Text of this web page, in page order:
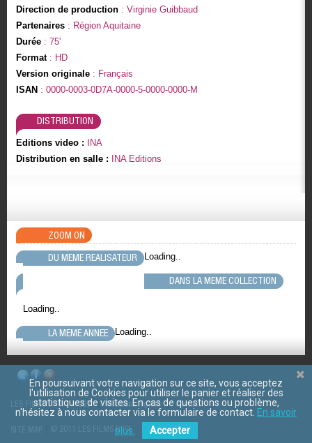
Direction de production: Virginie Guibbaud
Partenaires: Région Aquitaine
Durée: 75'
Format: HD
Version originale: Français
ISAN : 0000-0003-0D7A-0000-5-0000-0000-M
DISTRIBUTION
Editions video :
INA
Distribution en salle :
INA Editions
ZOOM ON
DU MEME REALISATEUR
Loading..
DANS LA MEME COLLECTION
Loading..
LA MEME ANNEE Loading..
LES FILMS D'ICI CGV Mentions légales Contact
© 2011 LES FILMS D ICI
En poursuivant votre navigation sur ce site, vous acceptez
l'utilisation de Cookies pour utiliser le panier et réaliser des
statistiques de visites. En cas de questions ou problème,
n'hésitez à nous contacter via le formulaire de contact. En savoir
plus.
Accepter